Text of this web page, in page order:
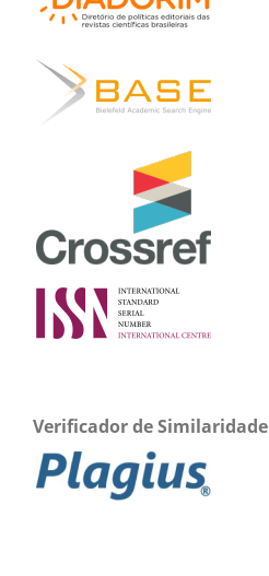
Verificador de Similaridade